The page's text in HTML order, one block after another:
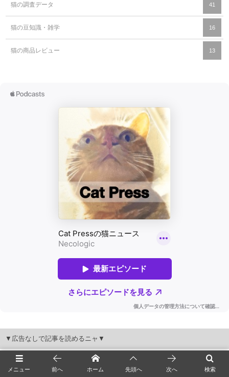
猫の調査データ 41
猫の豆知識・雑学 16
猫の商品レビュー 13
▼広告なしで記事を読めるニャ▼
メニュー 検索
前へ ホーム 先頭へ 次へ